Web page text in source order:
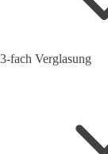
3-fach Verglasung